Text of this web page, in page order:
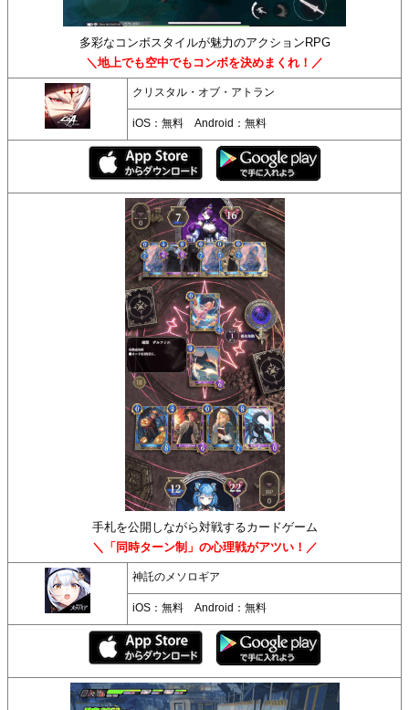
多彩なコンボスタイルが魅力のアクションRPG
＼地上でも空中でもコンボを決めまくれ！／
クリスタル・オブ・アトラン
iOS：無料 Android：無料
手札を公開しながら対戦するカードゲーム
＼「同時ターン制」の心理戦がアツい！／
神託のメソロギア
iOS：無料 Android：無料